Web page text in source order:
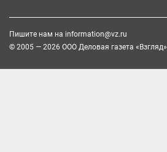
Пишите нам на information@vz.ru
© 2005 — 2026 ООО Деловая газета «Взгляд»